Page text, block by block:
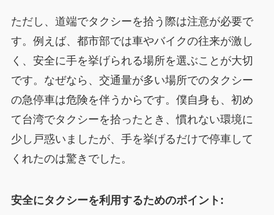
ただし、道端でタクシーを拾う際は注意が必要で
す。例えば、都市部では車やバイクの往来が激し
く、安全に手を挙げられる場所を選ぶことが大切
です。なぜなら、交通量が多い場所でのタクシー
の急停車は危険を伴うからです。僕自身も、初め
て台湾でタクシーを拾ったとき、慣れない環境に
少し戸惑いましたが、手を挙げるだけで停車して
くれたのは驚きでした。
安全にタクシーを利用するためのポイント: